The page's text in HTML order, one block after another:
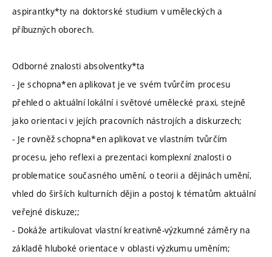
aspirantky*ty na doktorské studium v uměleckých a
příbuzných oborech.
Odborné znalosti absolventky*ta
- Je schopna*en aplikovat je ve svém tvůrčím procesu
přehled o aktuální lokální i světové umělecké praxi, stejně
jako orientaci v jejích pracovních nástrojích a diskurzech;
- Je rovněž schopna*en aplikovat ve vlastním tvůrčím
procesu, jeho reflexi a prezentaci komplexní znalosti o
problematice současného umění, o teorii a dějinách umění,
vhled do širších kulturních dějin a postoj k tématům aktuální
veřejné diskuze;;
- Dokáže artikulovat vlastní kreativně-výzkumné záměry na
základě hluboké orientace v oblasti výzkumu uměním;